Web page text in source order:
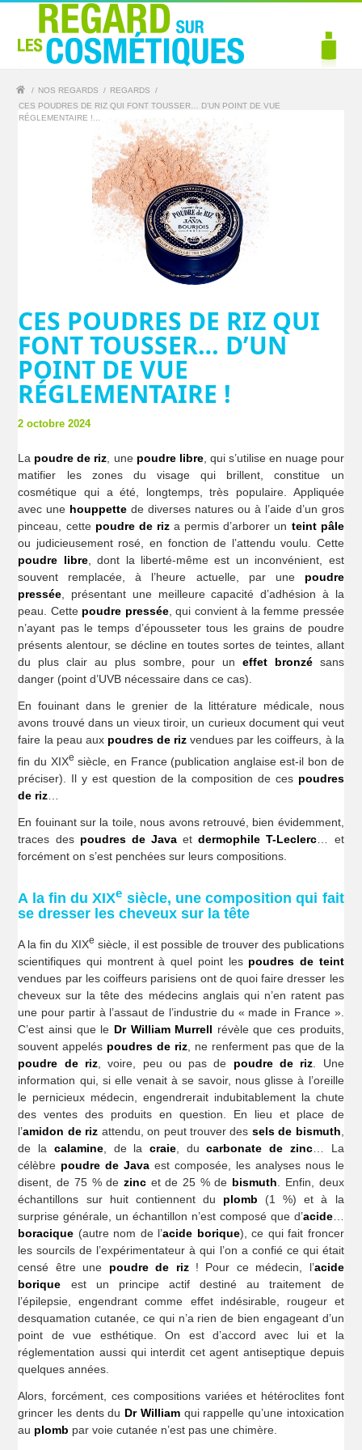
/ NOS REGARDS / REGARDS
/
CES POUDRES DE RIZ QUI FONT TOUSSER… D’UN POINT DE VUE
RÉGLEMENTAIRE !...
CES POUDRES DE RIZ QUI
FONT TOUSSER… D’UN
POINT DE VUE
RÉGLEMENTAIRE !
2 octobre 2024
La poudre de riz, une poudre libre, qui s’utilise en nuage pour
matifier les zones du visage qui brillent, constitue un
cosmétique qui a été, longtemps, très populaire. Appliquée
avec une houppette de diverses natures ou à l’aide d’un gros
pinceau, cette poudre de riza permis d’arborer un teint pâle
ou judicieusement rosé, en fonction de l’attendu voulu. Cette
poudre libre, dont la liberté-même est un inconvénient, est
souvent remplacée, à l’heure actuelle, par une poudre
pressée, présentant une meilleure capacité d’adhésion à la
peau. Cette poudre pressée, qui convient à la femme pressée
n’ayant pas le temps d’épousseter tous les grains de poudre
présents alentour, se décline en toutes sortes de teintes, allant
du plus clair au plus sombre, pour un effet bronzésans
danger (point d’UVB nécessaire dans ce cas).
En fouinant dans le grenier de la littérature médicale, nous
avons trouvé dans un vieux tiroir, un curieux document qui veut
faire la peau aux poudres de riz vendues par les coiffeurs, à la
fin du XIXe siècle, en France (publication anglaise est-il bon de
préciser). Il y est question de la composition de ces poudres
de riz
En fouinant sur la toile, nous avons retrouvé, bien évidemment,
traces des poudres de Java etdermophile T-Leclerc … et
forcément on s’est penchées sur leurs compositions.
A la fin du XIXe siècle, une composition qui fait
se dresser les cheveux sur la tête
A la fin du XIXe siècle, il est possible de trouver des publications
scientifiques qui montrent à quel point les poudres de teint
vendues par les coiffeurs parisiens ont de quoi faire dresser les
cheveux sur la tête des médecins anglais qui n’en ratent pas
une pour partir à l’assaut de l’industrie du « made in France ».
C’est ainsi que le Dr William Murrell révèle que ces produits,
souvent appelés poudres de riz , ne renferment pas que de la
poudre de riz , voire, peu ou pas de poudre de riz . Une
information qui, si elle venait à se savoir, nous glisse à l’oreille
le pernicieux médecin, engendrerait indubitablement la chute
des ventes des produits en question. En lieu et place de
l’amidon de riz attendu, on peut trouver des sels de bismuth
de la calamine, de la craie , ducarbonate de zinc… La
célèbre poudre de Java est composée, les analyses nous le
disent, de 75 % de zincet de 25 % de bismuth . Enfin, deux
échantillons sur huit contiennent du plomb (1 %) et à la
surprise générale, un échantillon n’est composé que d’acide…
boracique (autre nom de l’acide borique), ce qui fait froncer
les sourcils de l’expérimentateur à qui l’on a confié ce qui était
censé être une poudre de riz! Pour ce médecin, l’acide
borique est un principe actif destiné au traitement de
l’épilepsie, engendrant comme effet indésirable, rougeur et
desquamation cutanée, ce qui n’a rien de bien engageant d’un
point de vue esthétique. On est d’accord avec lui et la
réglementation aussi qui interdit cet agent antiseptique depuis
quelques années.
Alors, forcément, ces compositions variées et hétéroclites font
grincer les dents du Dr Williamqui rappelle qu’une intoxication
au plomb par voie cutanée n’est pas une chimère.